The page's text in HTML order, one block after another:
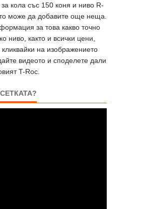
кола със 150 коня и ниво R-
може да добавите още неща.
за това какво точно
ниво, както и всички цени,
на изображението
видеото и споделете дали
T-Roc.